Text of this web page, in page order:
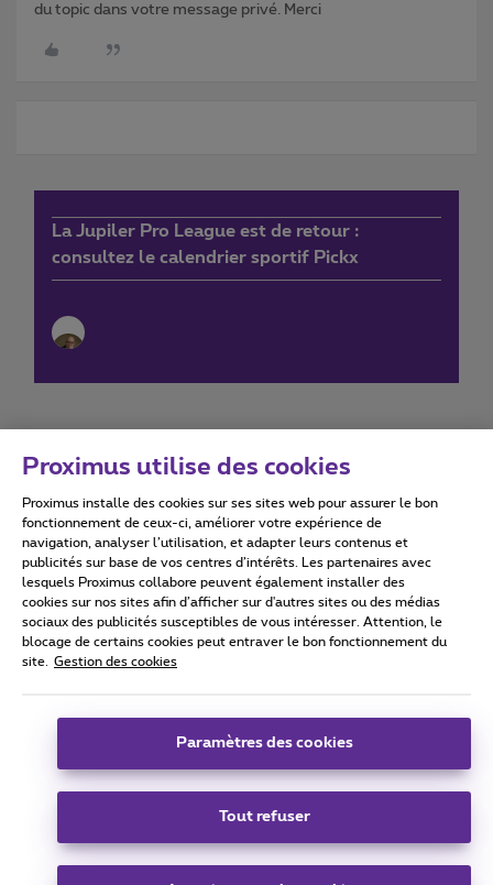
du topic dans votre message privé. Merci
La Jupiler Pro League est de retour :
consultez le calendrier sportif Pickx
Conditions d'utilisation Accessibility statement
Tous droits réservés. © 2026
Conditions générales, info consommateur
Coordonnées de l’entreprise
Boulevard du Roi Albert II 27 - B-1030 Bruxelles.
Carrier & Wholesale Solutions
Proximus utilise des cookies
Proximus installe des cookies sur ses sites web pour assurer le bon
fonctionnement de ceux-ci, améliorer votre expérience de
navigation, analyser l’utilisation, et adapter leurs contenus et
publicités sur base de vos centres d’intérêts. Les partenaires avec
lesquels Proximus collabore peuvent également installer des
cookies sur nos sites afin d’afficher sur d'autres sites ou des médias
sociaux des publicités susceptibles de vous intéresser. Attention, le
blocage de certains cookies peut entraver le bon fonctionnement du
site.
Gestion des cookies
Paramètres des cookies
Tout refuser